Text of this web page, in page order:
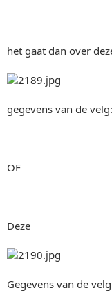
het gaat dan over
gegevens van de
OF
Deze
Gegevens van de